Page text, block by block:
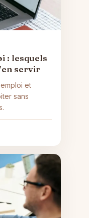
: lesquels
servir
et
sans